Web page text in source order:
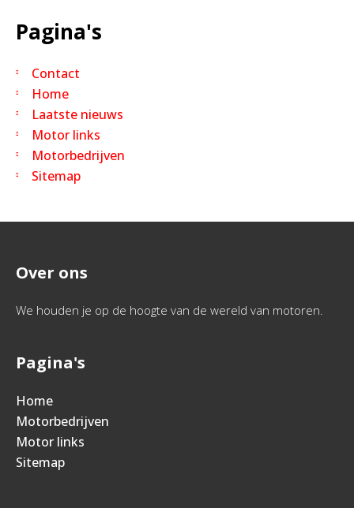
Pagina's
Contact
Home
Laatste nieuws
Motor links
Motorbedrijven
Sitemap
Over ons
We houden je op de hoogte van de wereld van motoren.
Pagina's
Home
Motorbedrijven
Motor links
Sitemap